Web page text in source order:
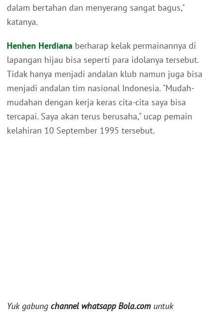
dalam bertahan dan menyerang sangat bagus,"
katanya.
Henhen Herdiana berharap kelak permainannya di
lapangan hijau bisa seperti para idolanya tersebut.
Tidak hanya menjadi andalan klub namun juga bisa
menjadi andalan tim nasional Indonesia. "Mudah-
mudahan dengan kerja keras cita-cita saya bisa
tercapai. Saya akan terus berusaha," ucap pemain
kelahiran 10 September 1995 tersebut.
Yuk gabung channel whatsapp Bola.com untuk